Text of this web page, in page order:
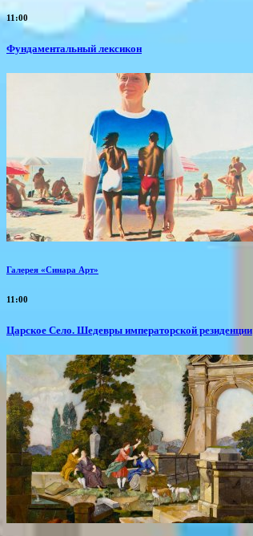
11:00
Фундаментальный лексикон
Галерея «Синара Арт»
11:00
Царское Село. Шедевры императорской резиденции